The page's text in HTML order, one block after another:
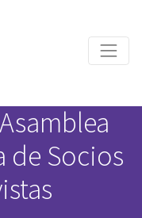
de Socios